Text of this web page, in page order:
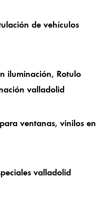
de vehículos
iluminación, Rotulo
valladolid
ventanas, vinilos en
valladolid